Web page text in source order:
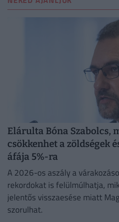
Elárulta Bóna Szabolcs,
csökkenhet a zöldségek
áfája 5%-ra
A 2026-os aszály a
rekordokat is felülmúlhatja,
jelentős visszaesése miatt
szorulhat.